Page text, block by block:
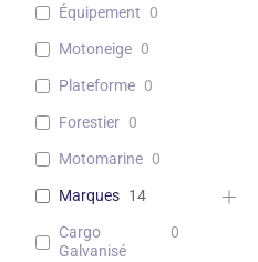
Équipement 0
Motoneige 0
Plateforme 0
Forestier 0
Motomarine 0
Marques 14
Cargo
Galvanisé
0